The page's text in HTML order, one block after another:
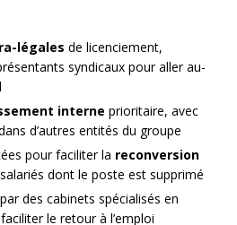
légales de licenciement,
syndicaux pour aller au-
interne prioritaire, avec
d’autres entités du groupe
pour faciliter la reconversion
dont le poste est supprimé
des cabinets spécialisés en
le retour à l’emploi